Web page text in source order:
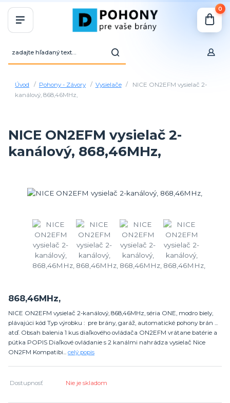
0
Úvod Pohony - Závory Vysielače
NICE ON2EFM vysielač 2-
kanálový, 868,46MHz,
NICE ON2EFM vysielač 2-
kanálový, 868,46MHz,
868,46MHz,
NICE ON2EFM vysielač 2-kanálový, 868,46MHz, séria ONE, modro biely,
plávajúci kód Typ výrobku : pre brány, garáž, automatické pohony brán ...
atď. Obsah balenia 1 kus diaľkového ovládača ON2EFM vrátane batérie a
pútka POPIS Diaľkové ovládanie s 2 kanálmi nahrádza vysielač Nice
ON2FM Kompatibi... celý popis
Dostupnosť Nie je skladom